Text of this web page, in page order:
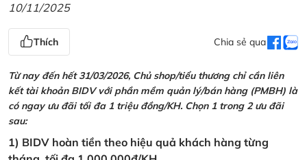
10/11/2025
Thích Chia sẻ qua
Từ nay đến hết 31/03/2026, Chủ shop/tiểu thương chỉ cần liên
kết tài khoản BIDV với phần mềm quản lý/bán hàng (PMBH) là
có ngay ưu đãi tối đa 1 triệu đồng/KH. Chọn 1 trong 2 ưu đãi
sau:
1) BIDV hoàn tiền theo hiệu quả khách hàng từng